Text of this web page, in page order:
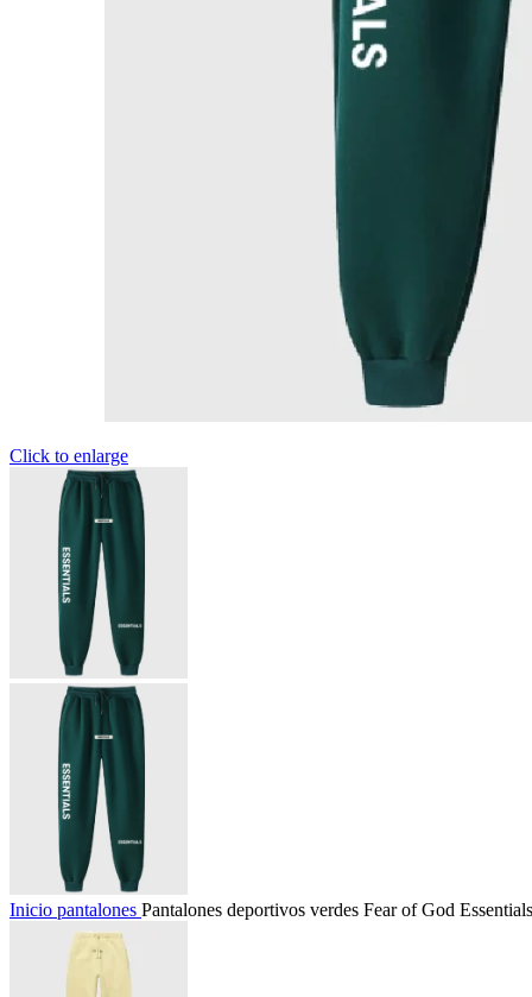
Click to enlarge
Inicio pantalones Pantalones deportivos verdes Fear of God Essentials